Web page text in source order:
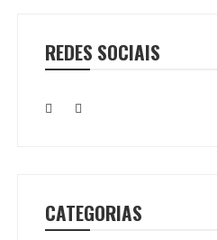
REDES SOCIAIS
CATEGORIAS